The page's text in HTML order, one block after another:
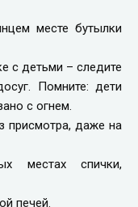
месте бутылки
с детьми – следите
Помните: дети
с огнем.
присмотра, даже на
местах спички,
печей.